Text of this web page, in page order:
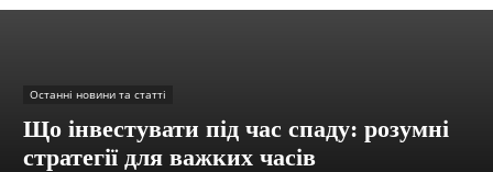
Останні новини та статті
Що інвестувати під час спаду: розумні
стратегії для важких часів